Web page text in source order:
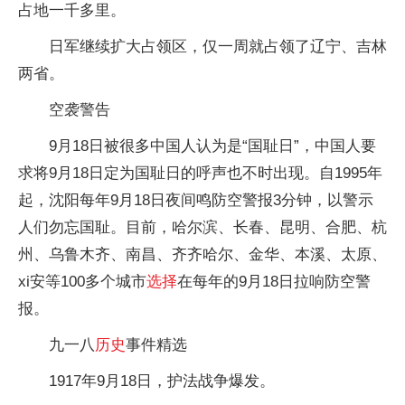
占地一千多里。
日军继续扩大占领区，仅一周就占领了辽宁、吉林
两省。
空袭警告
9月18日被很多中国人认为是“国耻日”，中国人要
求将9月18日定为国耻日的呼声也不时出现。自1995年
起，沈阳每年9月18日夜间鸣防空警报3分钟，以警示
人们勿忘国耻。目前，哈尔滨、长春、昆明、合肥、杭
州、乌鲁木齐、南昌、齐齐哈尔、金华、本溪、太原、
xi安等100多个城市选择在每年的9月18日拉响防空警
报。
九一八 历史事件精选
1917年9月18日，护法战争爆发。